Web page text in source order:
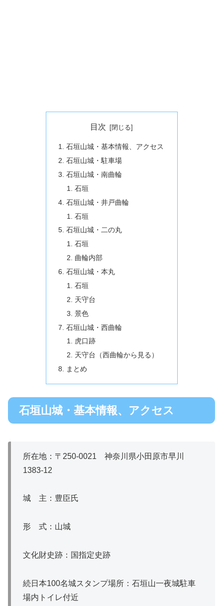
目次
石垣山城・基本情報、アクセス
石垣山城・駐車場
石垣山城・南曲輪
石垣
石垣山城・井戸曲輪
石垣
石垣山城・二の丸
石垣
曲輪内部
石垣山城・本丸
石垣
天守台
景色
石垣山城・西曲輪
虎口跡
天守台（西曲輪から見る）
まとめ
石垣山城・基本情報、アクセス
所在地：〒250‐0021 神奈川県小田原市早川
1383-12
城 主：豊臣氏
形 式：山城
文化財史跡：国指定史跡
続日本100名城スタンプ場所：石垣山一夜城駐車
場内トイレ付近